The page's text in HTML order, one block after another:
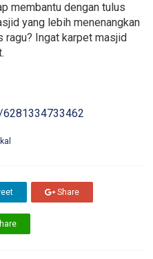
membantu dengan tulus
yang lebih menenangkan
ragu? Ingat karpet masjid
6281334733462
Share